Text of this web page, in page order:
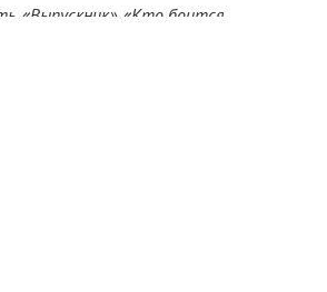
«Выпускник», «Кто боится